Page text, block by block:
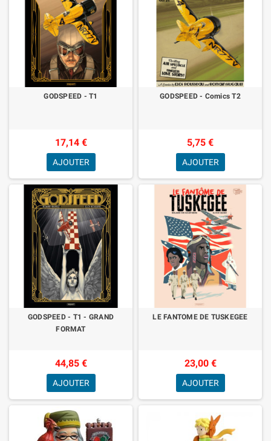
GODSPEED - T1
17,14 €
AJOUTER
GODSPEED - Comics T2
5,75 €
AJOUTER
GODSPEED - T1 - GRAND
FORMAT
44,85 €
AJOUTER
LE FANTOME DE TUSKEGEE
23,00 €
AJOUTER